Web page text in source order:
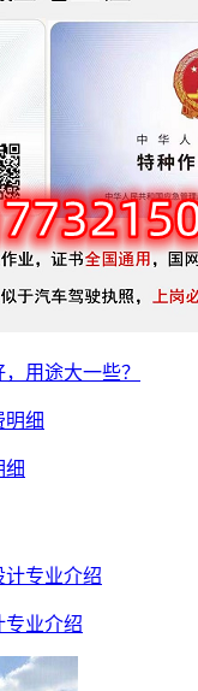
用途大一些？
细
专业介绍